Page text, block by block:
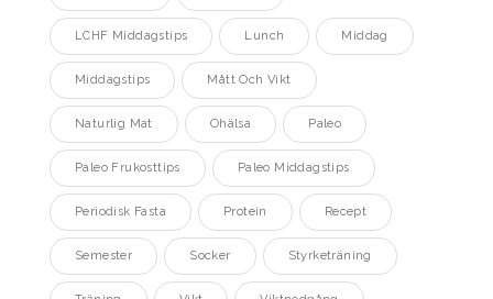
LCHF Middagstips Lunch Middag
Middagstips Mått Och Vikt
Naturlig Mat Ohälsa Paleo
Paleo Frukosttips Paleo Middagstips
Periodisk Fasta Protein Recept
Semester Socker Styrketräning